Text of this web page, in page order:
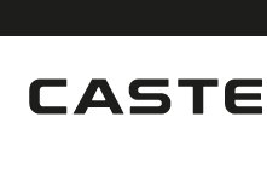
contenu